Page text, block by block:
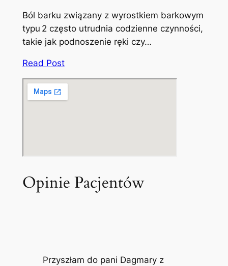
Ból barku związany z wyrostkiem barkowym
typu 2 często utrudnia codzienne czynności,
takie jak podnoszenie ręki czy…
Read Post
Opinie Pacjentów
Przyszłam do pani Dagmary z